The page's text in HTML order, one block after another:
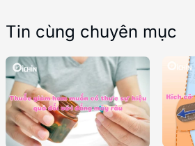
Tin cùng chuyên mục